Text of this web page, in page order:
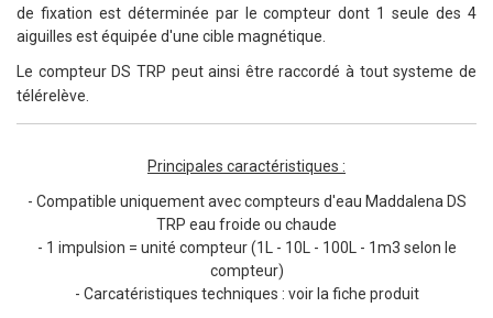
de fixation est déterminée par le compteur dont 1 seule des 4
aiguilles est équipée d'une cible magnétique.
Le compteur DS TRP peut ainsi être raccordé à tout systeme de
télérelève.
Principales caractéristiques :
- Compatible uniquement avec compteurs d'eau Maddalena DS
TRP eau froide ou chaude
- 1 impulsion = unité compteur (1L - 10L - 100L - 1m3 selon le
compteur)
- Carcatéristiques techniques : voir la fiche produit